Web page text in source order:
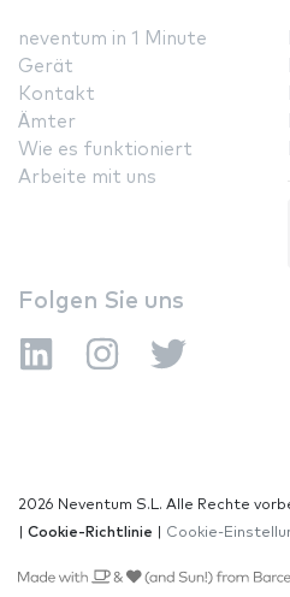
neventum in 1 Minute
Gerät
Kontakt
Ämter
Wie es funktioniert
Arbeite mit uns
Folgen Sie uns
2026 Neventum S.L. Alle Rechte
Cookie-Richtlinie Cookie-